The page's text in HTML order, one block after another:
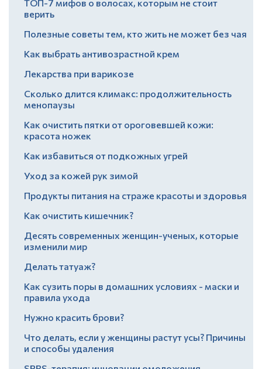
ТОП-7 мифов о волосах, которым не стоит
верить
Полезные советы тем, кто жить не может без чая
Как выбрать антивозрастной крем
Лекарства при варикозе
Сколько длится климакс: продолжительность
менопаузы
Как очистить пятки от ороговевшей кожи:
красота ножек
Как избавиться от подкожных угрей
Уход за кожей рук зимой
Продукты питания на страже красоты и здоровья
Как очистить кишечник?
Десять современных женщин-ученых, которые
изменили мир
Делать татуаж?
Как сузить поры в домашних условиях - маски и
правила ухода
Нужно красить брови?
Что делать, если у женщины растут усы? Причины
и способы удаления